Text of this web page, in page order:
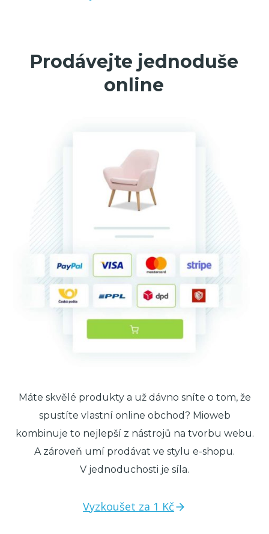
Prodávejte jednoduše
online
Máte skvělé produkty a už dávno sníte o tom, že
spustíte vlastní online obchod? Mioweb
kombinuje to nejlepší z nástrojů na tvorbu webu.
A zároveň umí prodávat ve stylu e-shopu.
V jednoduchosti je síla.
Vyzkoušet za 1 Kč